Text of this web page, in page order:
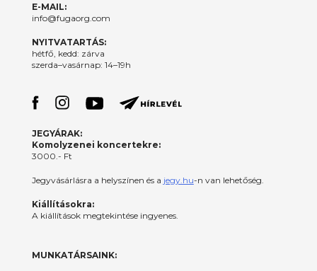
E-MAIL:
info@fugaorg.com
NYITVATARTÁS:
hétfő, kedd: zárva
szerda–vasárnap: 14–19h
JEGYÁRAK:
Komolyzenei koncertekre:
3000.- Ft
Jegyvásárlásra a helyszínen és a jegy.hu-n van lehetőség.
Kiállításokra:
A kiállítások megtekintése ingyenes.
MUNKATÁRSAINK: